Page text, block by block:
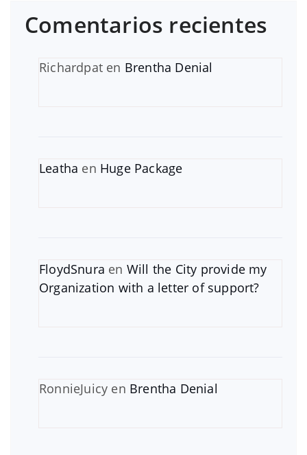
Comentarios recientes
Richardpat en Brentha Denial
Leatha en Huge Package
FloydSnura en Will the City provide my
Organization with a letter of support?
RonnieJuicy en Brentha Denial